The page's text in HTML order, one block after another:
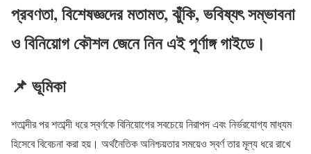
প্রবণতা, বিশেষজ্ঞদের মতামত, ঝুঁকি, ভবিষ্যৎ সম্ভাবনা
ও বিনিয়োগ কৌশল জেনে নিন এই পূর্ণাঙ্গ গাইডে।
📌 ভূমিকা
শতাব্দীর পর শতাব্দী ধরে স্বর্ণকে বিনিয়োগের সবচেয়ে নিরাপদ এবং নির্ভরযোগ্য মাধ্যম
হিসেবে বিবেচনা করা হয়। অর্থনৈতিক অনিশ্চয়তার সময়েও স্বর্ণ তার মূল্য ধরে রাখে